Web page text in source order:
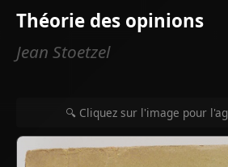
Théorie des opinions
Jean Stoetzel
🔍 Cliquez sur l'image pour